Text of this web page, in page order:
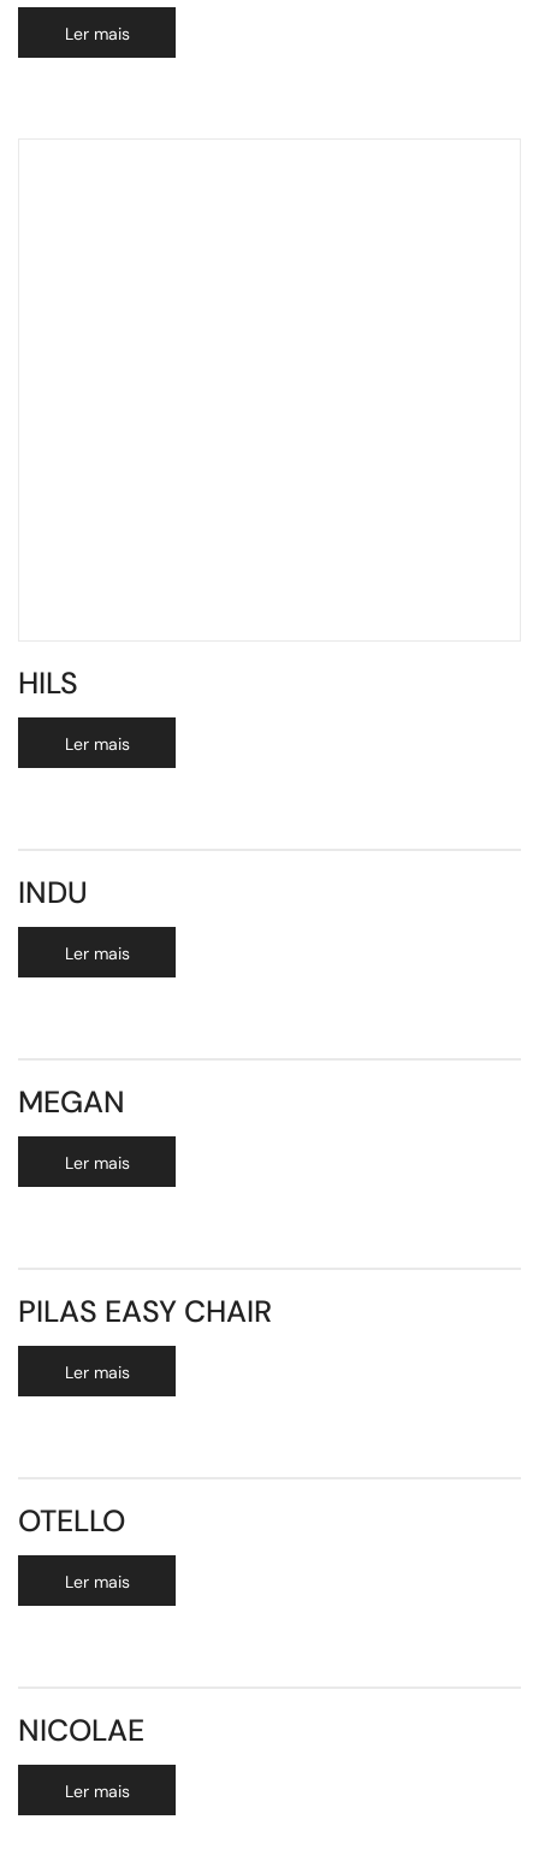
Ler mais
HILS
Ler mais
INDU
Ler mais
MEGAN
Ler mais
PILAS EASY CHAIR
Ler mais
OTELLO
Ler mais
NICOLAE
Ler mais